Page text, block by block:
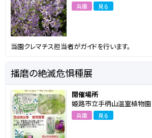
兵庫 見る
当園クレマチス担当者がガイドを行います。
播磨の絶滅危惧種展
開催場所
姫路市立手柄山温室植物園
兵庫 見る